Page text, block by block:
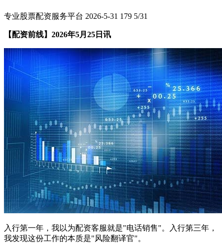
专业股票配资服务平台 2026-5-31 179 5/31
【配资前线】2026年5月25日讯
入行第一年，我以为配资客服就是"电话销售"。入行第三年，
我发现这份工作的本质是"风险翻译官"。